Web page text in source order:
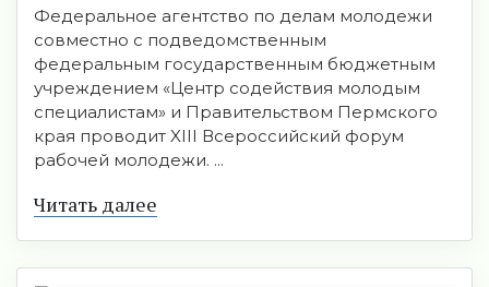
Федеральное агентство по делам молодежи
совместно с подведомственным
федеральным государственным бюджетным
учреждением «Центр содействия молодым
специалистам» и Правительством Пермского
края проводит XIII Всероссийский форум
рабочей молодежи. ...
Читать далее